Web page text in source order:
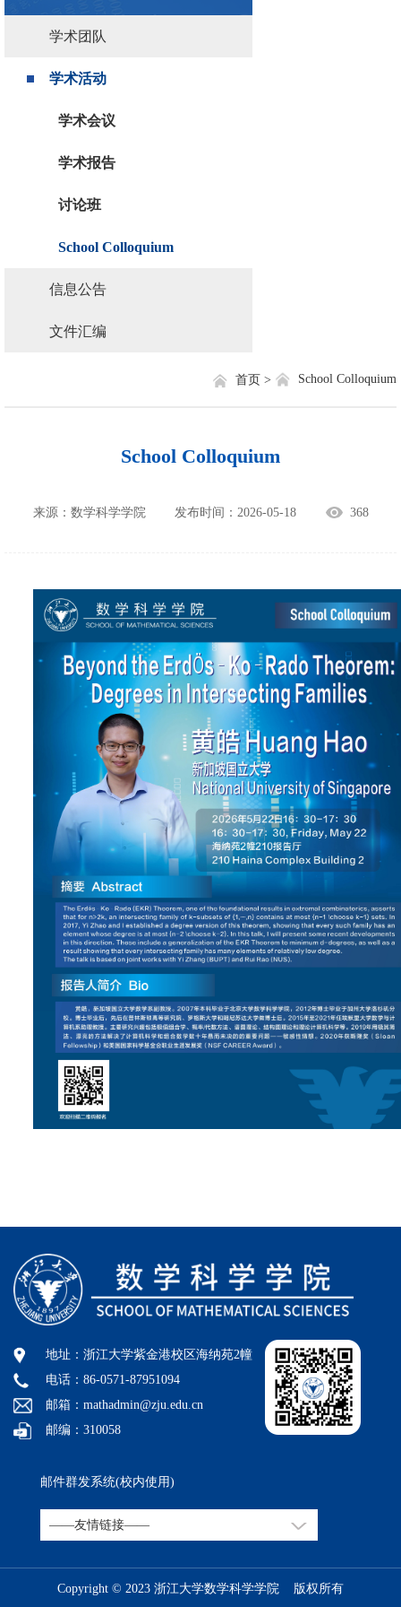
学术团队
学术活动
学术会议
学术报告
讨论班
School Colloquium
信息公告
文件汇编
School Colloquium
首页 >
School Colloquium
来源：数学科学学院 发布时间：2026-05-18 368
地址：浙江大学紫金港校区海纳苑2幢
电话：86-0571-87951094
邮箱：mathadmin@zju.edu.cn
邮编：310058
邮件群发系统(校内使用)
Copyright © 2023 浙江大学数学科学学院 版权所有